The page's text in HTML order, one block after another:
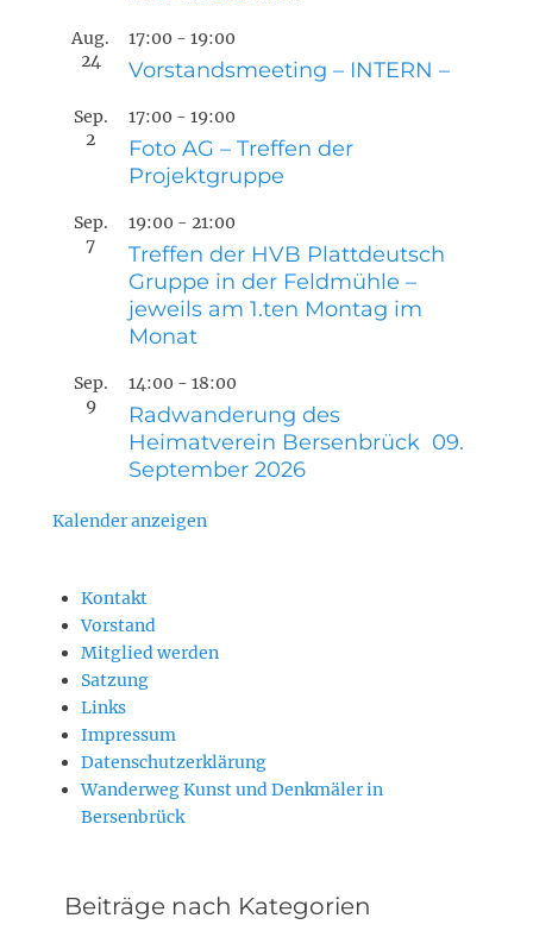
Aug.
24
17:00 - 19:00
Vorstandsmeeting – INTERN –
Sep.
2
17:00 - 19:00
Foto AG – Treffen der
Projektgruppe
Sep.
7
19:00 - 21:00
Treffen der HVB Plattdeutsch
Gruppe in der Feldmühle –
jeweils am 1.ten Montag im
Monat
Sep.
9
14:00 - 18:00
Radwanderung des
Heimatverein Bersenbrück 09.
September 2026
Kalender anzeigen
Kontakt
Vorstand
Mitglied werden
Satzung
Links
Impressum
Datenschutzerklärung
Wanderweg Kunst und Denkmäler in
Bersenbrück
Beiträge nach Kategorien